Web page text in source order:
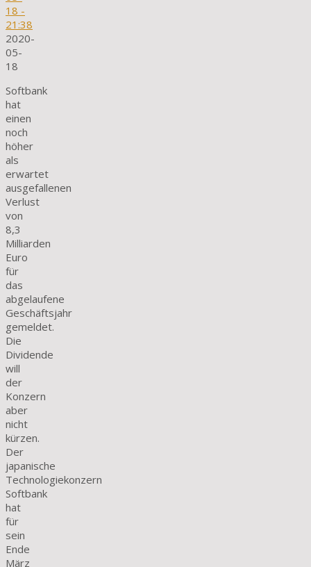
18 -
21:38
2020-
05-
18
Softbank
hat
einen
noch
höher
als
erwartet
ausgefallenen
Verlust
von
8,3
Milliarden
Euro
für
das
abgelaufene
Geschäftsjahr
gemeldet.
Die
Dividende
will
der
Konzern
aber
nicht
kürzen.
Der
japanische
Technologiekonzern
Softbank
hat
für
sein
Ende
März